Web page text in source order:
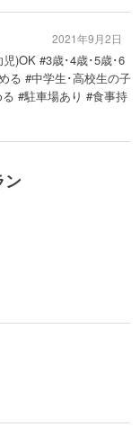
)OK #3歳･4歳･5歳･6
る #中学生･高校生の子
#駐車場あり #食事持
2021年9月2日
ン